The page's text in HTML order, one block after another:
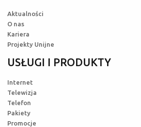
Aktualności
O nas
Kariera
Projekty Unijne
USŁUGI I PRODUKTY
Internet
Telewizja
Telefon
Pakiety
Promocje